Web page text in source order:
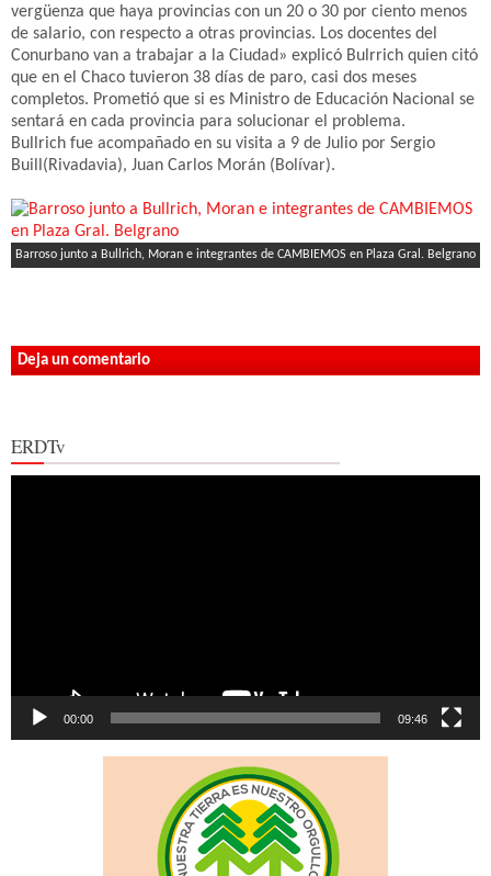
vergüenza que haya provincias con un 20 o 30 por ciento menos
de salario, con respecto a otras provincias. Los docentes del
Conurbano van a trabajar a la Ciudad» explicó Bulrrich quien citó
que en el Chaco tuvieron 38 días de paro, casi dos meses
completos. Prometió que si es Ministro de Educación Nacional se
sentará en cada provincia para solucionar el problema.
Bullrich fue acompañado en su visita a 9 de Julio por Sergio
Buill(Rivadavia), Juan Carlos Morán (Bolívar).
Barroso junto a Bullrich, Moran e integrantes de CAMBIEMOS en Plaza Gral. Belgrano
Deja un comentario
ERDTv
00:00 09:46